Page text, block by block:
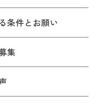
条件とお願い
集